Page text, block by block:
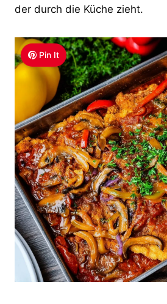
der durch die Küche zieht.
Pin It